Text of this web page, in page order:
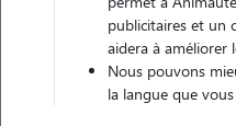
Nos
publicitaires et un
aidera à améliorer
Nous pouvons
la langue que